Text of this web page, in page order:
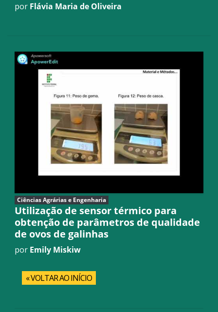
por Flávia Maria de Oliveira
Ciências Agrárias e Engenharia
Utilização de sensor térmico para
obtenção de parâmetros de qualidade
de ovos de galinhas
por Emily Miskiw
« VOLTAR AO INÍCIO